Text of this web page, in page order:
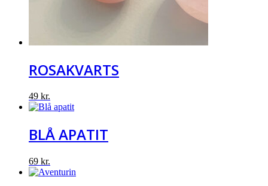
ROSAKVARTS
49 kr.
BLÅ APATIT
69 kr.